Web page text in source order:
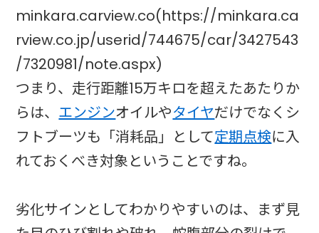
minkara.carview.co(https://minkara.ca
rview.co.jp/userid/744675/car/3427543
/7320981/note.aspx)
つまり、走行距離15万キロを超えたあたりか
らは、 エンジンオイルやタイヤだけでなくシ
フトブーツも「消耗品」として定期点検に入
れておくべき対象ということですね。
劣化サインとしてわかりやすいのは、まず見